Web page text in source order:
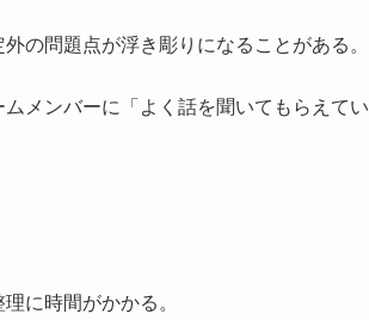
の問題点が浮き彫りになることがある。
メンバーに「よく話を聞いてもらえてい
に時間がかかる。